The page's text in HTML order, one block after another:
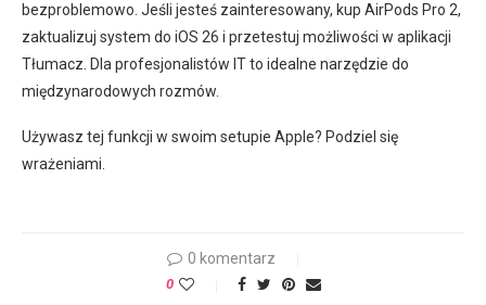
bezproblemowo. Jeśli jesteś zainteresowany, kup AirPods Pro 2,
zaktualizuj system do iOS 26 i przetestuj możliwości w aplikacji
Tłumacz. Dla profesjonalistów IT to idealne narzędzie do
międzynarodowych rozmów.
Używasz tej funkcji w swoim setupie Apple? Podziel się
wrażeniami.
0 komentarz
0